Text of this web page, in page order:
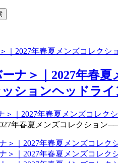
｜2027年春夏メンズコレク
ナ＞｜2027年春
ションヘッドライ
年春夏メンズコレクショ